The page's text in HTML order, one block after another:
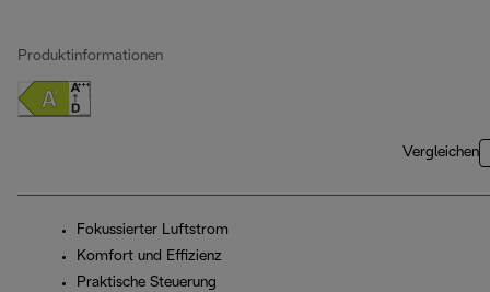
Produktinformationen
Vergleichen
Fokussierter Luftstrom
Komfort und Effizienz
Praktische Steuerung